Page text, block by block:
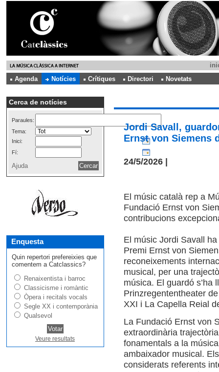
Agenda
Notícies Crítiques Directori Novetats
Cerca de notícies
Paraules:
Tema:
Inici:
Fí:
Ajuda
Enquesta
Quin repertori prefereixies que
comentem a Catclassics?
Renaixentista i barroc
Classicisme i romàntic
Òpera i recitals vocals
Segle XX i contemporània
Qualsevol
Veure resultats
Jordi Savall,
Ernst von Siemens
24/5/2026 |
El músic català rep a
Fundació Ernst von
contribucions
El músic Jordi Savall
Premi Ernst von
reconeixements
musical, per una
música. El guardó s’ha
Prinzregententheater
XXI i La Capella Reial
La Fundació Ernst von
extraordinària
fonamentals a la
ambaixador musical.
considerats referents